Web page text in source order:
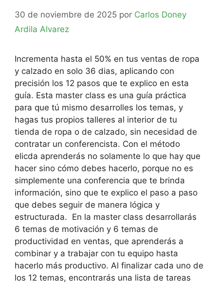
30 de noviembre de 2025 por Carlos Doney
Ardila Alvarez
Incrementa hasta el 50% en tus ventas de ropa
y calzado en solo 36 dias, aplicando con
precisión los 12 pasos que te explico en esta
guía. Esta master class es una guía práctica
para que tú mismo desarrolles los temas, y
hagas tus propios talleres al interior de tu
tienda de ropa o de calzado, sin necesidad de
contratar un conferencista. Con el método
elicda aprenderás no solamente lo que hay que
hacer sino cómo debes hacerlo, porque no es
simplemente una conferencia que te brinda
información, sino que te explico el paso a paso
que debes seguir de manera lógica y
estructurada. En la master class desarrollarás
6 temas de motivación y 6 temas de
productividad en ventas, que aprenderás a
combinar y a trabajar con tu equipo hasta
hacerlo más productivo. Al finalizar cada uno de
los 12 temas, encontrarás una lista de tareas